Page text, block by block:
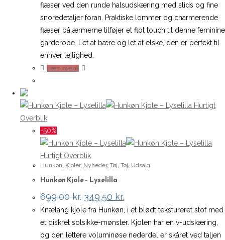
flæser ved den runde halsudskæring med slids og fine
snoredetaljer foran. Praktiske lommer og charmerende
flæser på ærmerne tilføjer et flot touch til denne feminine
garderobe. Let at bære og let at elske, den er perfekt til
enhver lejlighed.
Læs mere
Hurtigt
Overblik
-50%
Hurtigt Overblik
Hunkøn Kjoler, Nyheder, Tøj Tøj Udsalg
Hunkøn Kjole – Lyselilla
699,00kr. Den
oprindelige
pris
var:
699,00 kr..
349,50 kr.
aktuelle
pris
er:
349,50 kr..
Knælang kjole fra Hunkøn, i et blødt tekstureret stof med
et diskret solsikke-mønster. Kjolen har en v-udskæring,
og den lettere voluminøse nederdel er skåret ved taljen